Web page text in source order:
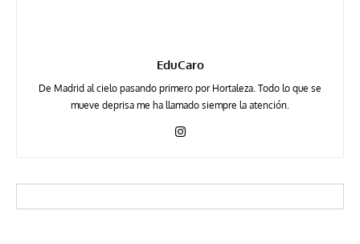
EduCaro
De Madrid al cielo pasando primero por Hortaleza. Todo lo que se
mueve deprisa me ha llamado siempre la atención.